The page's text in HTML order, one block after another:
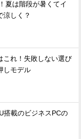
夏は階段が暑くてイ
しく？
これ！失敗しない選び
しモデル
搭載のビジネスPCの